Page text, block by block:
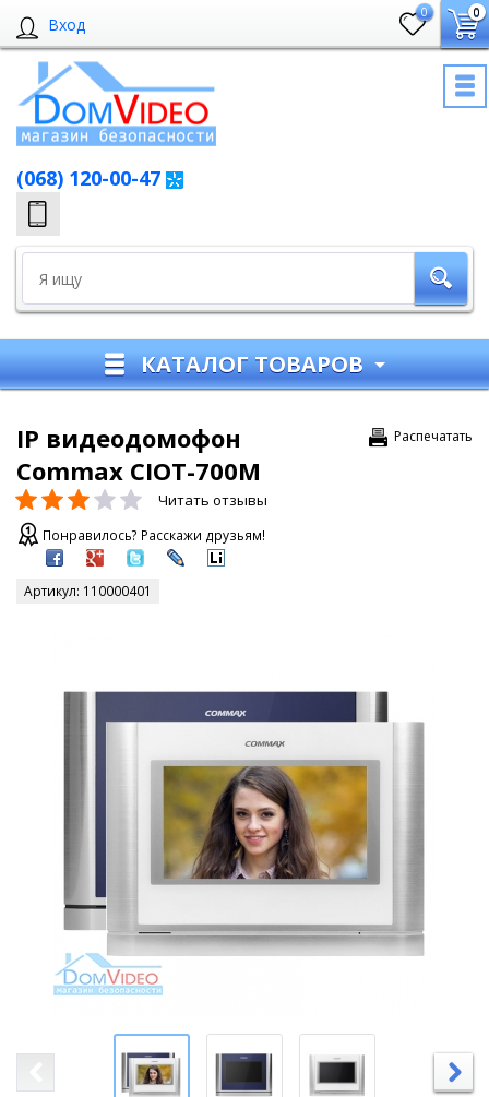
Вход
0 0
(068) 120-00-47
КАТАЛОГ ТОВАРОВ
Распечатать
IP видеодомофон
Commax CIOT-700M
Читать отзывы
Понравилось? Расскажи друзьям!
Артикул: 110000401